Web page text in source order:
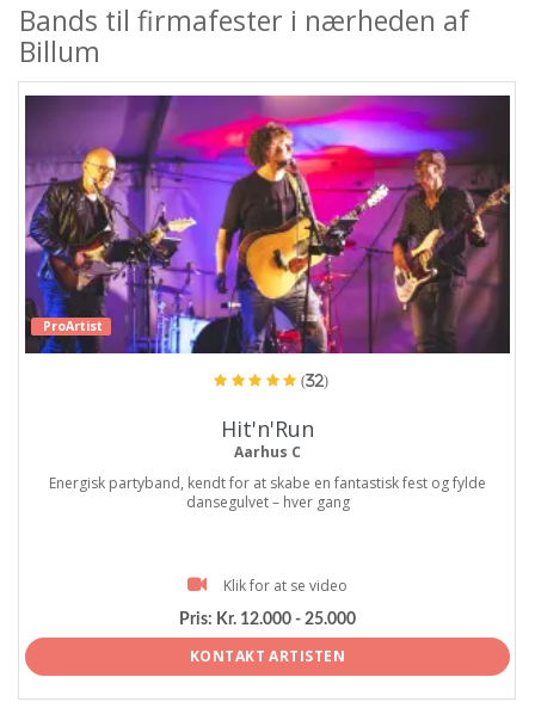
Bands til firmafester i nærheden af
Billum
ProArtist
(32)
Hit'n'Run
Aarhus C
Energisk partyband, kendt for at skabe en fantastisk fest og fylde
dansegulvet – hver gang
Klik for at se video
Pris: Kr. 12.000 - 25.000
KONTAKT ARTISTEN